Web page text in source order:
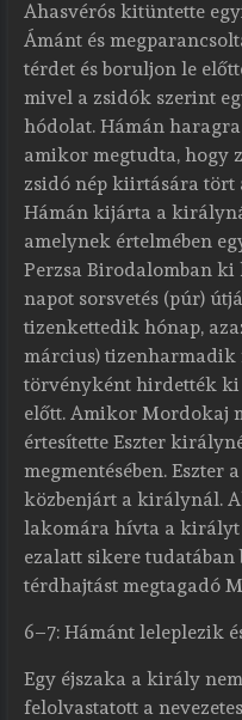
Ahasvérós kitüntette
Ámánt és
térdet és boruljon le
mivel a zsidók szerint
hódolat. Hámán
amikor megtudta, hogy
zsidó nép kiirtására tört
Hámán kijárta a
amelynek értelmében
Perzsa Birodalomban
napot sorsvetés (púr)
tizenkettedik hónap,
március) tizenharmadik
törvényként hirdették
előtt. Amikor Mordokaj
értesítette Eszter
megmentésében. Eszter
közbenjárt a királynál.
lakomára hívta a királyt
ezalatt sikere
térdhajtást megtagadó
6–7: Hámánt leleplezik
Egy éjszaka a király
felolvastatott a